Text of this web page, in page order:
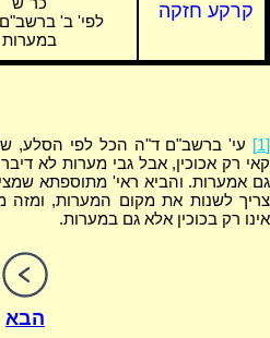
קרקע חזקה
לפי' ב'
במערות
[1]
עי' ברשב"ם ד"ה הכל לפי הסלע,
קאי רק אכוכין, אבל גבי מערות לא
גם אמערות. והביא ראי' מתוספתא
צריך לשנות את מקום המערות, ומזה
אינו רק בכוכין אלא גם במערות.
הבא